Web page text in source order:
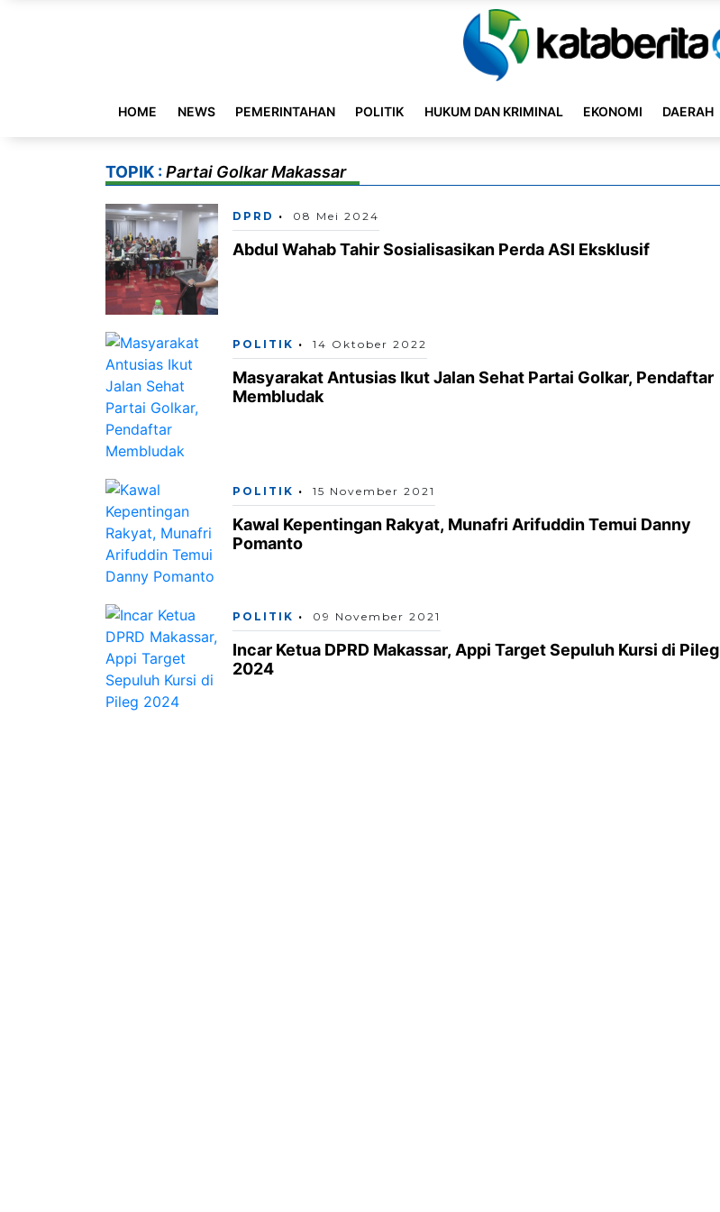
HOME NEWS PEMERINTAHAN POLITIK HUKUM DAN KRIMINAL EKONOMI DAERAH
TOPIK :Partai Golkar Makassar
DPRD 08 Mei 2024
Abdul Wahab Tahir Sosialisasikan Perda ASI Eksklusif
POLITIK 14 Oktober 2022
Masyarakat Antusias Ikut Jalan Sehat Partai Golkar, Pendaftar
Membludak
POLITIK 15 November 2021
Kawal Kepentingan Rakyat, Munafri Arifuddin Temui Danny
Pomanto
POLITIK 09 November 2021
Incar Ketua DPRD Makassar, Appi Target Sepuluh Kursi di Pileg
2024